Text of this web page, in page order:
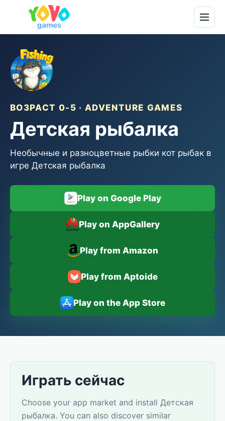
ВОЗРАСТ 0-5 · ADVENTURE GAMES
Детская рыбалка
Необычные и разноцветные рыбки кот рыбак в
игре Детская рыбалка
Play on Google Play
Play on AppGallery
Play from Amazon
Play from Aptoide
Play on the App Store
Играть сейчас
Choose your app market and install Детская
рыбалка. You can also discover similar